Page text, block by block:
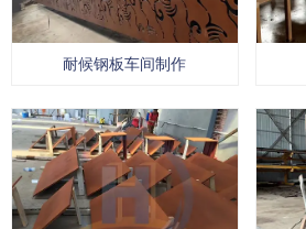
耐候钢板车间制作